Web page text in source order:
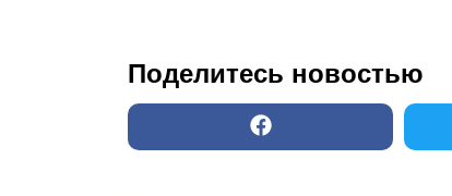
Поделитесь новостью